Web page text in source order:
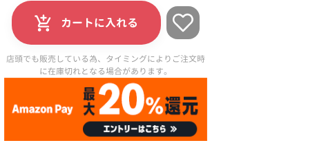
カートに入れる
店頭でも販売している為、タイミングによりご注文時
に在庫切れとなる場合があります。